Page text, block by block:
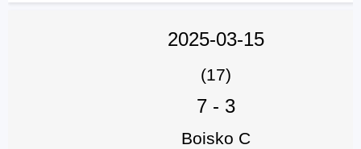
2025-03-15
(17)
7 - 3
Boisko C